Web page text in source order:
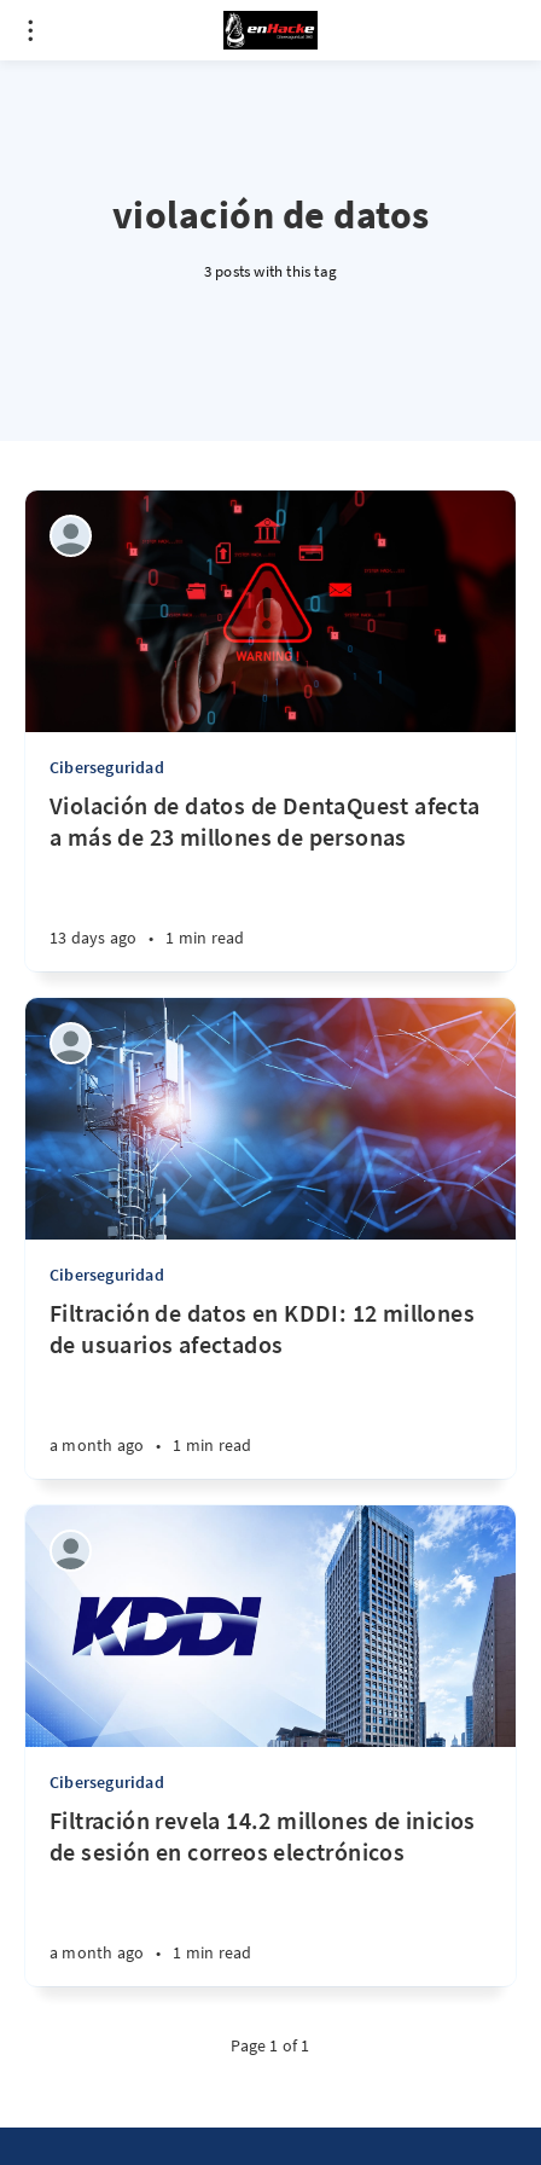
violación de datos
3 posts with this tag
Ciberseguridad
Violación de datos de DentaQuest afecta
a más de 23 millones de personas
13 days ago • 1 min read
Ciberseguridad
Filtración de datos en KDDI: 12 millones
de usuarios afectados
a month ago • 1 min read
Ciberseguridad
Filtración revela 14.2 millones de inicios
de sesión en correos electrónicos
a month ago • 1 min read
Page 1 of 1